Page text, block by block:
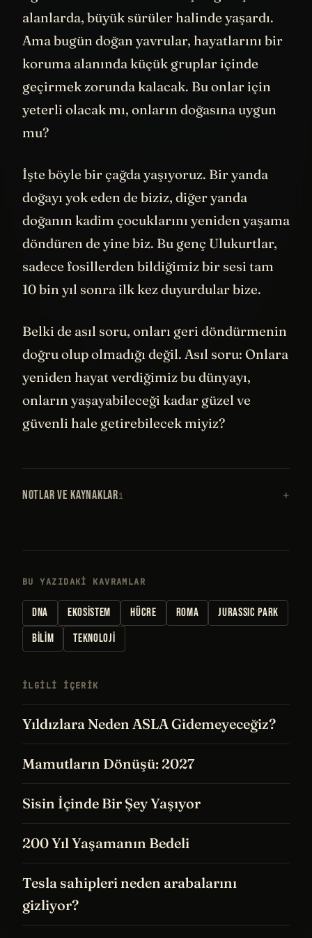
ilgili. Ulukurtlar normalde çok geniş
alanlarda, büyük sürüler halinde yaşardı.
Ama bugün doğan yavrular, hayatlarını bir
koruma alanında küçük gruplar içinde
geçirmek zorunda kalacak. Bu onlar için
yeterli olacak mı, onların doğasına uygun
İşte böyle bir çağda yaşıyoruz. Bir yanda
doğayı yok eden de biziz, diğer yanda
doğanın kadim çocuklarını yeniden yaşama
döndüren de yine biz. Bu genç Ulukurtlar,
sadece fosillerden bildiğimiz bir sesi tam
Belki de asıl soru, onları geri döndürmenin
doğru olup olmadığı değil. Asıl soru: Onlara
yeniden hayat verdiğimiz bu dünyayı,
onların yaşayabileceği kadar güzel ve
BU YAZIDAKI KAVRAMLAR
DNA EKOSISTEM
İLGILI IÇERIK
Yıldızlara Neden ASLA Gidemeyeceğiz?
Mamutların Dönüşü: 2027
Sisin İçinde Bir Şey Yaşıyor
200 Yıl Yaşamanın Bedeli
Tesla sahipleri neden arabalarını
gizliyor?